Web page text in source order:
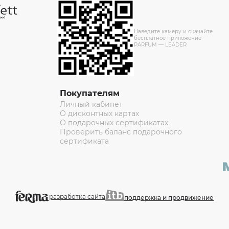
Наведите камеру и скачайте
бесплатное приложение
PARFUM — LEADER
Покупателям
Личный кабинет
О дисконтных картах
О подарочных сертификатах
Проверить баланс подарочного
сертификата
разработка сайта поддержка и продвижение